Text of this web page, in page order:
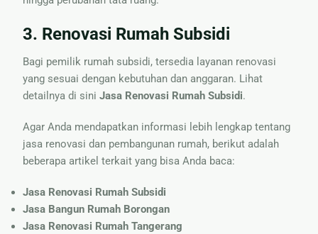
3. Renovasi Rumah Subsidi
Bagi pemilik rumah subsidi, tersedia layanan renovasi
yang sesuai dengan kebutuhan dan anggaran. Lihat
detailnya di siniJasa Renovasi Rumah Subsidi.
Agar Anda mendapatkan informasi lebih lengkap tentang
jasa renovasi dan pembangunan rumah, berikut adalah
beberapa artikel terkait yang bisa Anda baca:
Jasa Renovasi Rumah Subsidi
Jasa Bangun Rumah Borongan
Jasa Renovasi Rumah Tangerang